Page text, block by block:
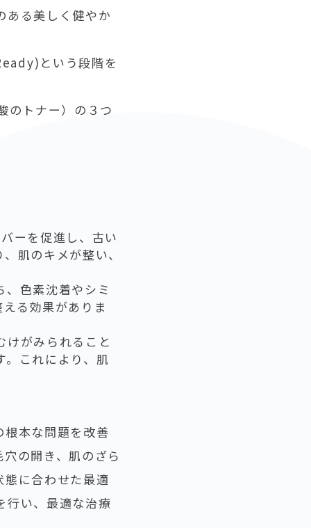
ある美しく健やか
という段階を
のトナー）の３つ
ーを促進し、古い
肌のキメが整い、
色素沈着やシミ
る効果がありま
けがみられること
これにより、肌
本な問題を改善
の開き、肌のざら
に合わせた最適
行い、最適な治療